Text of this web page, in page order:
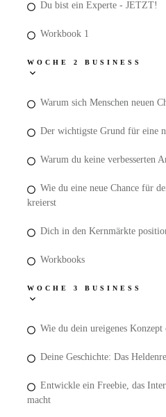
Du bist ein Experte - JETZT!
Workbook 1
WOCHE 2 BUSINESS
Warum sich Menschen neuen
Der wichtigste Grund für eine
Warum du keine verbesserten
Wie du eine neue Chance für
kreierst
Dich in den Kernmärkte
Workbooks
WOCHE 3 BUSINESS
Wie du dein ureigenes Konzept
Deine Geschichte: Das
Entwickle ein Freebie, das
macht